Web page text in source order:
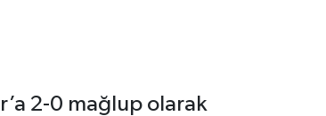
2-0 mağlup olarak